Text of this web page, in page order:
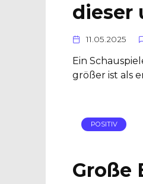
dieser
11.05.2025
Ein
größer ist als
POSITIV
Große